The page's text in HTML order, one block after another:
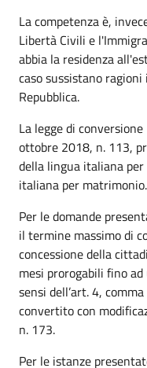
La competenza è,
Libertà Civili e
abbia la residenza
caso sussistano
Repubblica.
La legge di
ottobre 2018, n. 113,
della lingua italiana
italiana per matrimonio.
Per le domande
il termine massimo di
concessione della
mesi prorogabili fino
sensi dell’art. 4,
convertito con
n. 173.
Per le istanze